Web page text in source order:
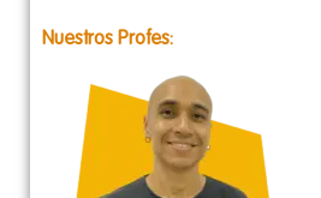
Nuestros Profes: